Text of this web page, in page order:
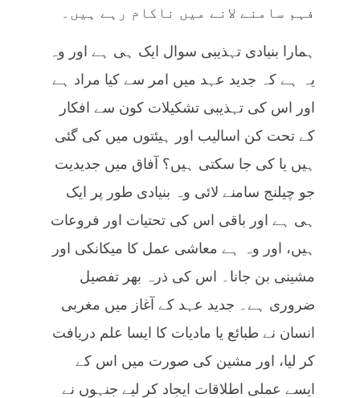
فہم سامنے لانے میں ناکام رہے ہیں۔
ہمارا بنیادی تہذیبی سوال ایک ہی ہے اور وہ
یہ ہے کہ جدید عہد میں امر سے کیا مراد ہے
اور اس کی تہذیبی تشکیلات کون سے افکار
کے تحت کن اسالیب اور ہیئتوں میں کی گئی
ہیں یا کی جا سکتی ہیں؟ آفاق میں جدیدیت
جو چیلنج سامنے لائی وہ بنیادی طور پر ایک
ہی ہے اور باقی اس کی تحتیات اور فروعات
ہیں، اور وہ ہے معاشی عمل کا میکانکی اور
مشینی بن جانا۔ اس کی ذرہ بھر تفصیل
ضروری ہے۔ جدید عہد کے آغاز میں مغربی
انسان نے طبائع یا مادیات کا ایسا علم دریافت
کر لیا، اور مشین کی صورت میں اس کے
ایسے عملی اطلاقات ایجاد کر لیے جنہوں نے